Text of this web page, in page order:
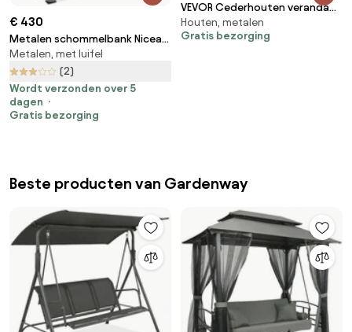
€ 430
Metalen schommelbank Nicea
Garden Point antraciet
Metalen, met luifel
(2)
Wordt verzonden over 5
dagen
Gratis bezorging
VEVOR Cederhouten veranda
schommel, 1370x710x600mm,
patio schommel voor tuin en
Houten, metalen
Gratis bezorging
Beste producten van Gardenway